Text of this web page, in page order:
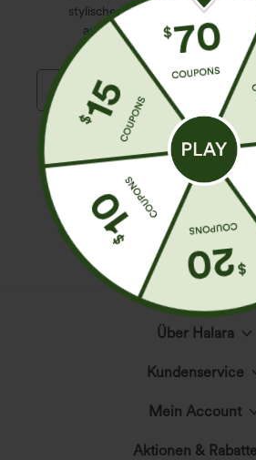
stylische Geheimtipps und
auf die neuesten
*Mit deiner Abonnierung erklärst du
dass du Marketingmitteilungen von
Du kannst dich jederzeit wieder
stimmst du unseren
Allgemeinen
Datenschutzrichtlinien
Über Halara
Der Halara-Kreis
Kundenservice
Mein Account
Aktionen &